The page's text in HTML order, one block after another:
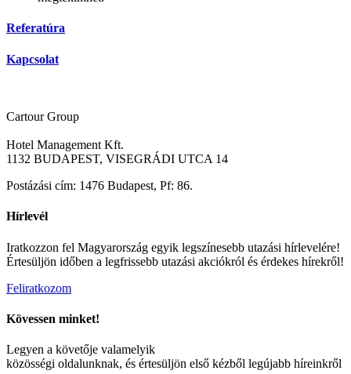
Referatúra
Kapcsolat
Cartour Group
Hotel Management Kft.
1132 BUDAPEST, VISEGRÁDI UTCA 14
Postázási cím: 1476 Budapest, Pf: 86.
Hírlevél
Iratkozzon fel Magyarország egyik legszínesebb utazási hírlevelére!
Értesüljön időben a legfrissebb utazási akciókról és érdekes hírekről!
Feliratkozom
Kövessen minket!
Legyen a követője valamelyik
közösségi oldalunknak, és értesüljön első kézből legújabb híreinkről